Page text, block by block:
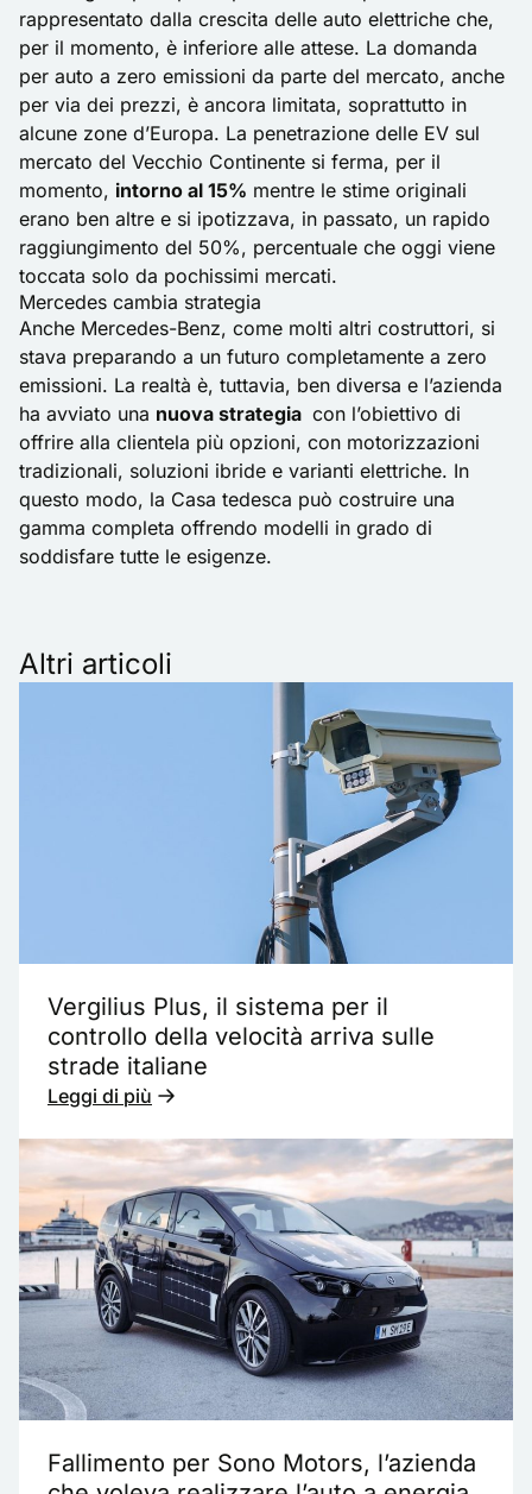
rappresentato dalla crescita delle auto elettriche che,
per il momento, è inferiore alle attese. La domanda
per auto a zero emissioni da parte del mercato, anche
per via dei prezzi, è ancora limitata, soprattutto in
alcune zone d’Europa. La penetrazione delle EV sul
mercato del Vecchio Continente si ferma, per il
momento, intorno al 15% mentre le stime originali
erano ben altre e si ipotizzava, in passato, un rapido
raggiungimento del 50%, percentuale che oggi viene
toccata solo da pochissimi mercati.
Mercedes cambia strategia
Anche Mercedes-Benz, come molti altri costruttori, si
stava preparando a un futuro completamente a zero
emissioni. La realtà è, tuttavia, ben diversa e l’azienda
ha avviato una nuova strategia con l’obiettivo di
offrire alla clientela più opzioni, con motorizzazioni
tradizionali, soluzioni ibride e varianti elettriche. In
questo modo, la Casa tedesca può costruire una
gamma completa offrendo modelli in grado di
soddisfare tutte le esigenze.
Altri articoli
Vergilius Plus, il sistema per il
controllo della velocità arriva sulle
strade italiane
Leggi di più
Fallimento per Sono Motors, l’azienda